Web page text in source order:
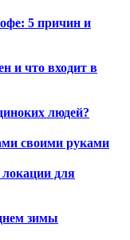
5 причин и
и что входит в
людей?
своими руками
для
зимы